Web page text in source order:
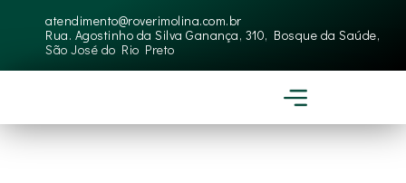
atendimento@roverimolina.com.br
Rua. Agostinho da Silva Ganança, 310, Bosque da Saúde,
São José do Rio Preto